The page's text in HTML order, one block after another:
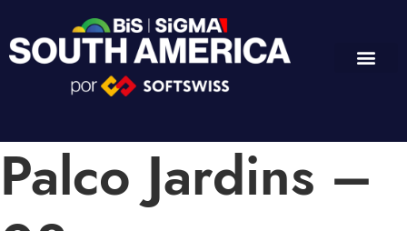
Palco Jardins –